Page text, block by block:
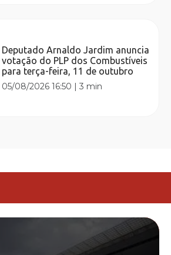
Deputado Arnaldo Jardim anuncia
votação do PLP dos Combustíveis
para terça-feira, 11 de outubro
05/08/2026 16:50 |3 min